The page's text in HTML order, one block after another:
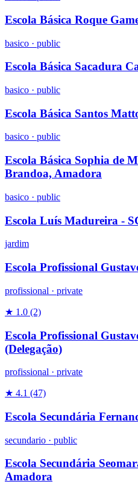
Escola Básica Roque
basico · public
Escola Básica Sacadura
basico · public
Escola Básica Santos
basico · public
Escola Básica Sophia de
Brandoa, Amadora
basico · public
Escola Luís Madureira -
jardim
Escola Profissional
profissional · private
★ 1.0 (2)
Escola Profissional
(Delegação)
profissional · private
★ 4.1 (47)
Escola Secundária
secundario · public
Escola Secundária
Amadora